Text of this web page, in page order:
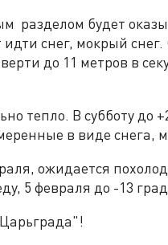
разделом будет
идти снег, мокрый
до 11 метров в
тепло. В субботу до
в виде снега,
ожидается
5 февраля до -13